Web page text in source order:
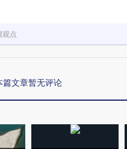
观点
篇文章暂无评论